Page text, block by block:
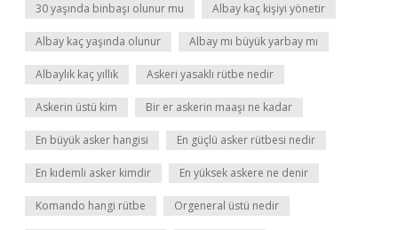
30 yaşında binbaşı olunur mu Albay kaç kişiyi yönetir
Albay kaç yaşında olunur Albay mı büyük yarbay mı
Albaylık kaç yıllık Askeri yasaklı rütbe nedir
Askerin üstü kim Bir er askerin maaşı ne kadar
En büyük asker hangisi En güçlü asker rütbesi nedir
En kıdemli asker kimdir En yüksek askere ne denir
Komando hangi rütbe Orgeneral üstü nedir